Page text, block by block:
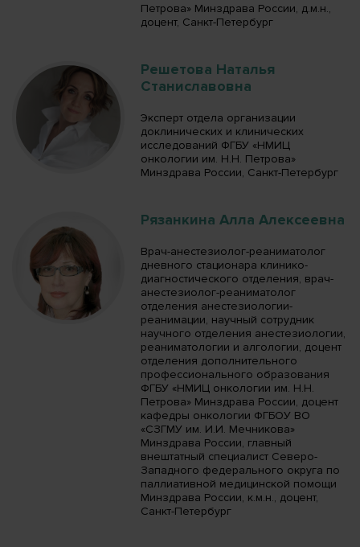
Петрова» Минздрава России, д.м.н.,
доцент, Санкт-Петербург
Решетова Наталья
Станиславовна
Эксперт отдела организации
доклинических и клинических
исследований ФГБУ «НМИЦ
онкологии им. Н.Н. Петрова»
Минздрава России, Санкт-Петербург
Рязанкина Алла Алексеевна
Врач-анестезиолог-реаниматолог
дневного стационара клинико-
диагностического отделения, врач-
анестезиолог-реаниматолог
отделения анестезиологии-
реанимации, научный сотрудник
научного отделения анестезиологии,
реаниматологии и алгологии, доцент
отделения дополнительного
профессионального образования
ФГБУ «НМИЦ онкологии им. Н.Н.
Петрова» Минздрава России, доцент
кафедры онкологии ФГБОУ ВО
«СЗГМУ им. И.И. Мечникова»
Минздрава России, главный
внештатный специалист Северо-
Западного федерального округа по
паллиативной медицинской помощи
Минздрава России, к.м.н., доцент,
Санкт-Петербург